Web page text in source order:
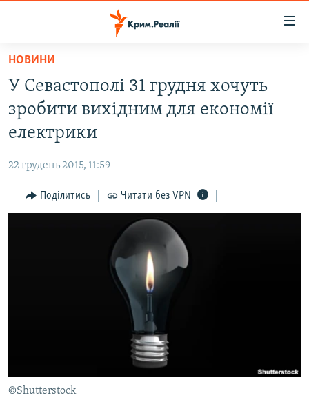
Перейти
основного
матеріалу
Перейти
до
основної
навігації
Перейти
до
ВОДА.КРИМ
ВІДЕО ТА ФОТО
БЛОГИ
ПОГЛЯД
УКРАЇНСЬКА ПРОБЛЕМА КРИМУ
ІНФОГРАФІКА
ЯК ОБІЙТИ БЛОКУВАННЯ
ДОЛУЧАЙСЯ!
НОВИНИ
У Севастополі 31 грудня хочуть
зробити вихідним для економії
електрики
22 грудень 2015, 11:59
Поділитись Читати без VPN
©Shutterstock